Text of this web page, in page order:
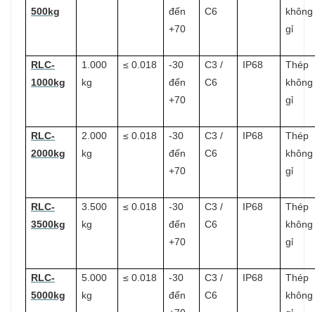
500kg
đến
+70
C6
không
gỉ
RLC-
1000kg
1.000
kg
≤ 0.018
-30
đến
+70
C3 /
C6
IP68
Thép
không
gỉ
RLC-
2000kg
2.000
kg
≤ 0.018
-30
đến
+70
C3 /
C6
IP68
Thép
không
gỉ
RLC-
3500kg
3.500
kg
≤ 0.018
-30
đến
+70
C3 /
C6
IP68
Thép
không
gỉ
RLC-
5000kg
5.000
kg
≤ 0.018
-30
đến
C3 /
C6
IP68
Thép
không